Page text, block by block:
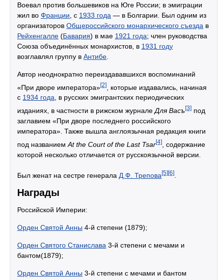
Воевал против большевиков на Юге России; в эмиграции
жил во Франции , с 1933 года — в Болгарии. Был одним из
организаторов Общероссийского монархического съезда в
Рейхенгалле (Бавария) в мае 1921 года; член руководства
Союза объединённых монархистов, в 1931 году
возглавлял группу в Антибе
Автор неоднократно переиздававшихся воспоминаний
«При дворе императора»[2]
, которые издавались, начиная
с 1934 года, в русских эмигрантских периодических
изданиях, в частности в рижском журнале Для Васъ [3] под
заглавием «При дворе последнего российского
императора». Также вышла англоязычная редакция книги
под названием At the Court of the Last Tsar[4]
, содержание
которой несколько отличается от русскоязычной версии.
Был женат на сестре генерала Д.Ф. Трепова[5][6]
Награды
Российской Империи:
Орден Святой Анны 4-й степени (1879);
Орден Святого Станислава 3-й степени с мечами и
бантом(1879);
Орден Святой Анны 3-й степени с мечами и бантом